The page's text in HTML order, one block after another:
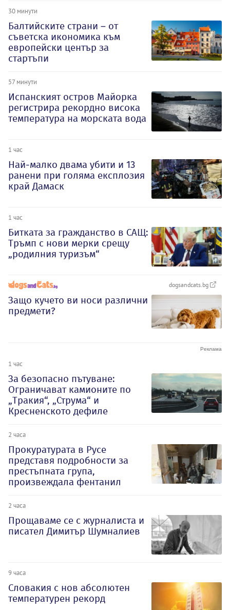
30 минути
Балтийските страни – от
съветска икономика към
европейски център за
стартъпи
57 минути
Испанският остров Майорка
регистрира рекордно висока
температура на морската вода
1 час
Най-малко двама убити и 13
ранени при голяма експлозия
край Дамаск
1 час
Битката за гражданство в САЩ:
Тръмп с нови мерки срещу
„родилния туризъм“
dogsandcats.bg
Защо кучето ви носи различни
предмети?
1 час
За безопасно пътуване:
Ограничават камионите по
„Тракия“, „Струма“ и
Кресненското дефиле
2 часа
Прокуратурата в Русе
представя подробности за
престъпната група,
произвеждала фентанил
2 часа
Прощаваме се с журналиста и
писател Димитър Шумналиев
9 часа
Словакия с нов абсолютен
температурен рекорд